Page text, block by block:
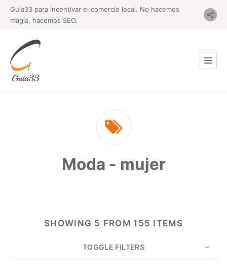
Guia33 para incentivar el comercio local. No hacemos
magia, hacemos SEO.
Moda - mujer
SHOWING 5 FROM 155 ITEMS
TOGGLE FILTERS